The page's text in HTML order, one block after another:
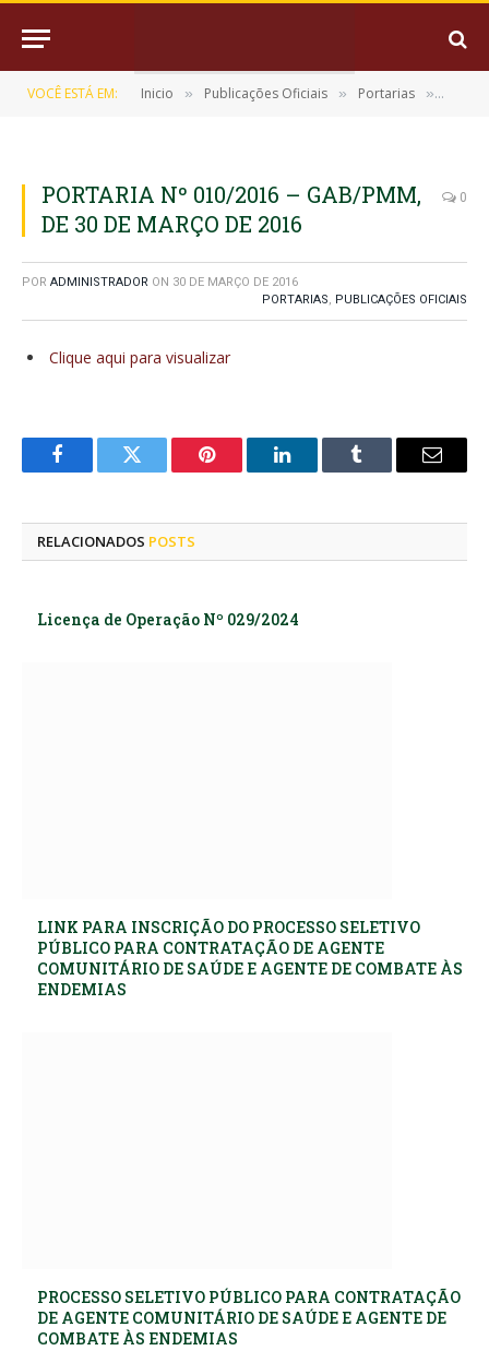
VOCÊ ESTÁ EM: Inicio » Publicações Oficiais » Portarias »
PORTARIA Nº 010/2016 – GAB/PMM,
DE 30 DE MARÇO DE 2016
0
POR ADMINISTRADOR ON 30 DE MARÇO DE 2016
PORTARIAS, PUBLICAÇÕES OFICIAIS
Clique aqui para visualizar
FacebookTwitter Pinterest LinkedInTumblr
E-
RELACIONADOS POSTS
Licença de Operação Nº 029/2024
LINK PARA INSCRIÇÃO DO PROCESSO SELETIVO
PÚBLICO PARA CONTRATAÇÃO DE AGENTE
COMUNITÁRIO DE SAÚDE E AGENTE DE COMBATE ÀS
ENDEMIAS
PROCESSO SELETIVO PÚBLICO PARA CONTRATAÇÃO
DE AGENTE COMUNITÁRIO DE SAÚDE E AGENTE DE
COMBATE ÀS ENDEMIAS